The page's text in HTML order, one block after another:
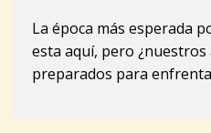
La época más esperada
esta aquí, pero ¿nuestros
preparados para